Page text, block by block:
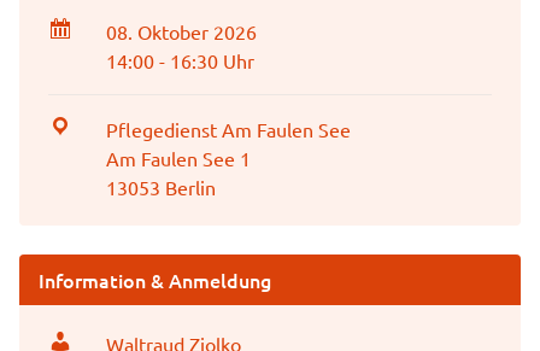
08. Oktober 2026
14:00 - 16:30 Uhr
Pflegedienst Am Faulen See
Am Faulen See 1
13053 Berlin
Information & Anmeldung
Waltraud Ziolko